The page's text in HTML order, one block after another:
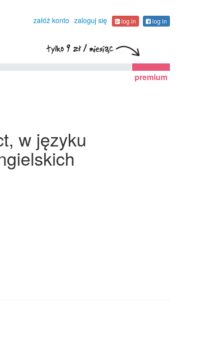
załóż konto zaloguj się log in log in
premium
w języku